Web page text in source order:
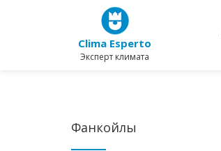
Clima Esperto
Эксперт климата
Фанкойлы